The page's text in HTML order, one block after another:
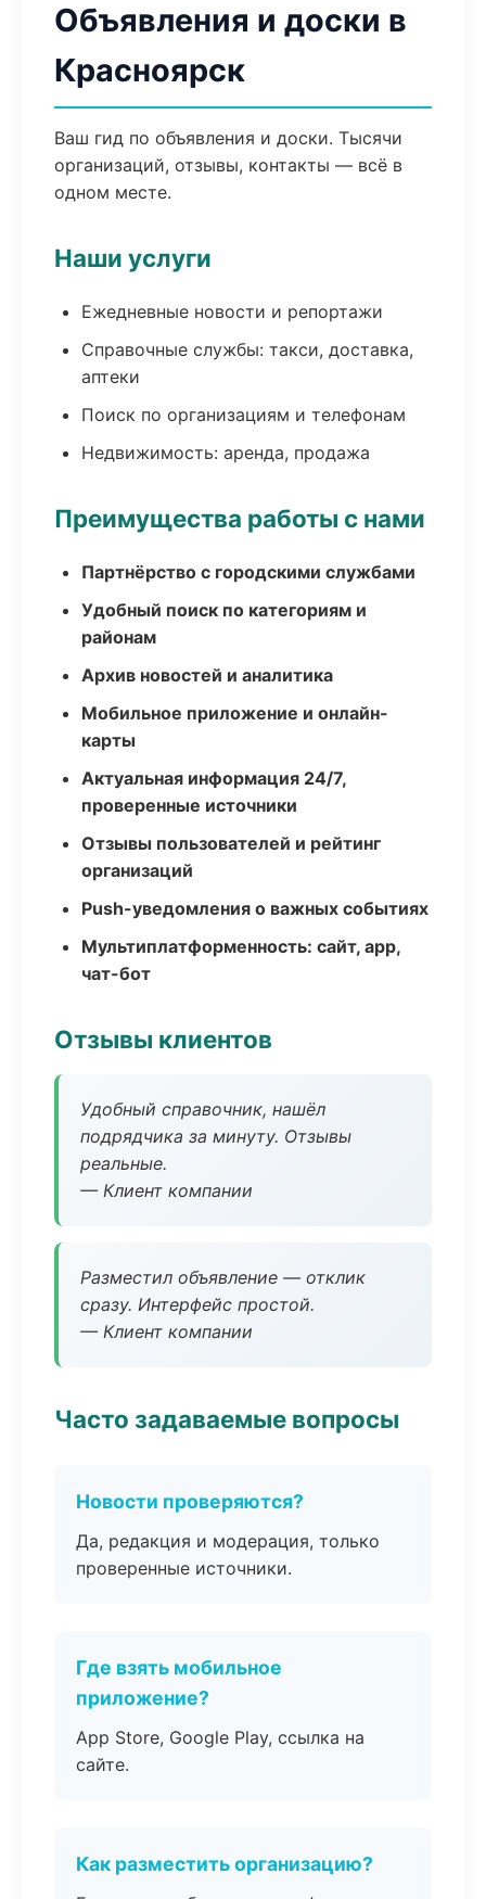
Объявления и доски в
Красноярск
Ваш гид по объявления и доски. Тысячи
организаций, отзывы, контакты — всё в
одном месте.
Наши услуги
Ежедневные новости и репортажи
Справочные службы: такси, доставка,
аптеки
Поиск по организациям и телефонам
Недвижимость: аренда, продажа
Преимущества работы с нами
Партнёрство с городскими службами
Удобный поиск по категориям и
районам
Архив новостей и аналитика
Мобильное приложение и онлайн-
карты
Актуальная информация 24/7,
проверенные источники
Отзывы пользователей и рейтинг
организаций
Push-уведомления о важных событиях
Мультиплатформенность: сайт, app,
чат-бот
Отзывы клиентов
Удобный справочник, нашёл
подрядчика за минуту. Отзывы
реальные.
— Клиент компании
Разместил объявление — отклик
сразу. Интерфейс простой.
— Клиент компании
Часто задаваемые вопросы
Новости проверяются?
Да, редакция и модерация, только
проверенные источники.
Где взять мобильное
приложение?
App Store, Google Play, ссылка на
сайте.
Как разместить организацию?